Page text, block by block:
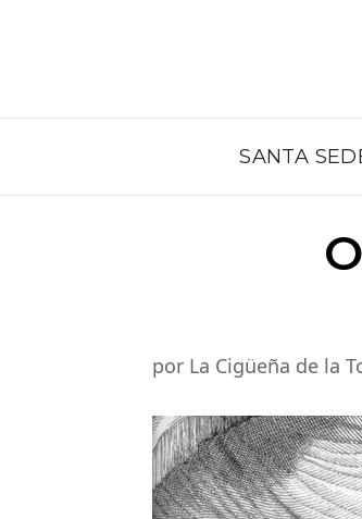
SANTA
por La Cigüeña de la